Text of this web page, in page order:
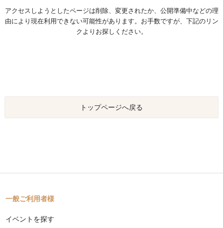
アクセスしようとしたページは削除、変更されたか、公開準備中などの理
由により現在利用できない可能性があります。お手数ですが、下記のリン
クよりお探しください。
トップページへ戻る
一般ご利用者様
イベントを探す